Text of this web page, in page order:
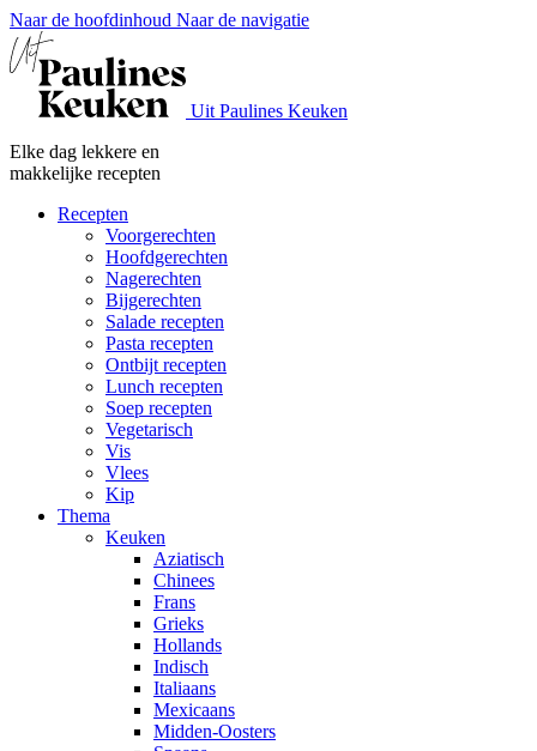
Naar de hoofdinhoud Naar de navigatie
Uit Paulines Keuken
Elke dag lekkere en
makkelijke recepten
Recepten
Voorgerechten
Hoofdgerechten
Nagerechten
Bijgerechten
Salade recepten
Pasta recepten
Ontbijt recepten
Lunch recepten
Soep recepten
Vegetarisch
Vis
Vlees
Kip
Thema
Keuken
Aziatisch
Chinees
Frans
Grieks
Hollands
Indisch
Italiaans
Mexicaans
Midden-Oosters